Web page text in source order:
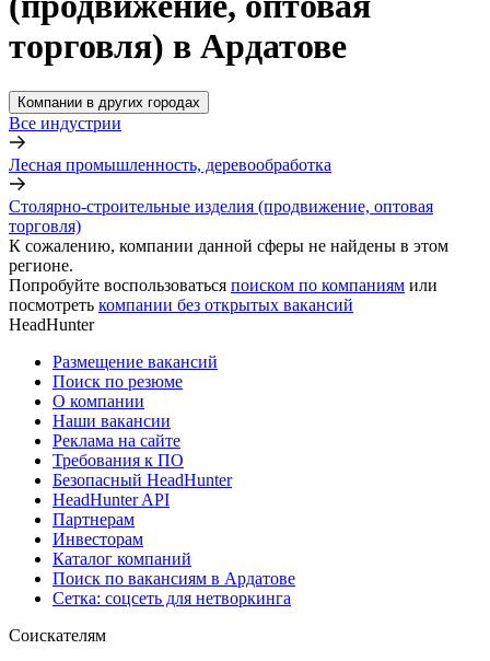
торговля) в Ардатове
Компании в других городах
Все индустрии
Лесная промышленность, деревообработка
Столярно-строительные изделия (продвижение, оптовая
торговля)
К сожалению, компании данной сферы не найдены в этом
регионе.
Попробуйте воспользоваться поиском по компаниям или
посмотреть компании без открытых вакансий
HeadHunter
Размещение вакансий
Поиск по резюме
О компании
Наши вакансии
Реклама на сайте
Требования к ПО
Безопасный HeadHunter
HeadHunter API
Партнерам
Инвесторам
Каталог компаний
Поиск по вакансиям в Ардатове
Сетка: соцсеть для нетворкинга
Соискателям